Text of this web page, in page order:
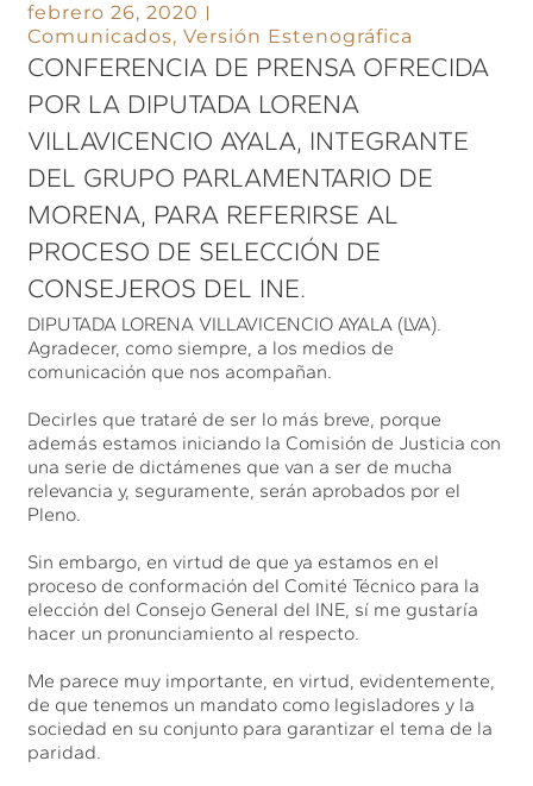
febrero 26, 2020
Comunicados,Versión Estenográfica
CONFERENCIA DE PRENSA OFRECIDA
POR LA DIPUTADA LORENA
VILLAVICENCIO AYALA, INTEGRANTE
DEL GRUPO PARLAMENTARIO DE
MORENA, PARA REFERIRSE AL
PROCESO DE SELECCIÓN DE
CONSEJEROS DEL INE.
DIPUTADA LORENA VILLAVICENCIO AYALA (LVA).
Agradecer, como siempre, a los medios de
comunicación que nos acompañan.
Decirles que trataré de ser lo más breve, porque
además estamos iniciando la Comisión de Justicia con
una serie de dictámenes que van a ser de mucha
relevancia y, seguramente, serán aprobados por el
Pleno.
Sin embargo, en virtud de que ya estamos en el
proceso de conformación del Comité Técnico para la
elección del Consejo General del INE, sí me gustaría
hacer un pronunciamiento al respecto.
Me parece muy importante, en virtud, evidentemente,
de que tenemos un mandato como legisladores y la
sociedad en su conjunto para garantizar el tema de la
paridad.